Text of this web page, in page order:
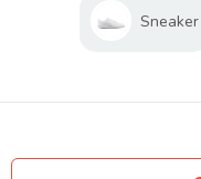
Sneaker